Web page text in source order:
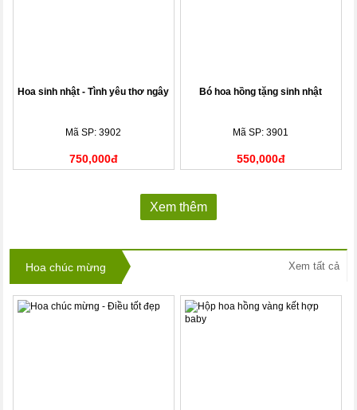
Hoa sinh nhật - Tình yêu thơ ngây
Mã SP: 3902
750,000đ
Bó hoa hồng tặng sinh nhật
Mã SP: 3901
550,000đ
Xem thêm
Hoa chúc mừng Xem tất cả